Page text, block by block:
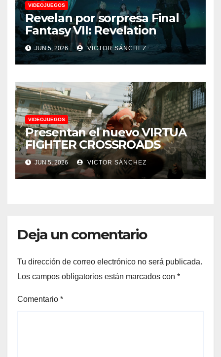
VIDEOJUEGOS
Revelan por sorpresa Final
Fantasy VII: Revelation
JUN 5, 2026 VICTOR SÁNCHEZ
VIDEOJUEGOS
Presentan el nuevo VIRTUA
FIGHTER CROSSROADS
JUN 5, 2026 VICTOR SÁNCHEZ
Deja un comentario
Tu dirección de correo electrónico no será publicada.
Los campos obligatorios están marcados con *
Comentario *